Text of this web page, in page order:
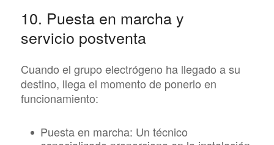
10. Puesta en marcha y
servicio postventa
Cuando el grupo electrógeno ha llegado a su
destino, llega el momento de ponerlo en
funcionamiento:
Puesta en marcha: Un técnico